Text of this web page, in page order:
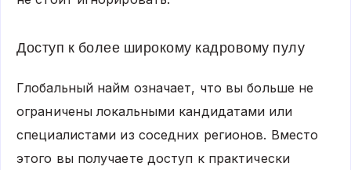
Доступ к более широкому кадровому пулу
Глобальный найм означает, что вы больше не
ограничены локальными кандидатами или
специалистами из соседних регионов. Вместо
этого вы получаете доступ к практически